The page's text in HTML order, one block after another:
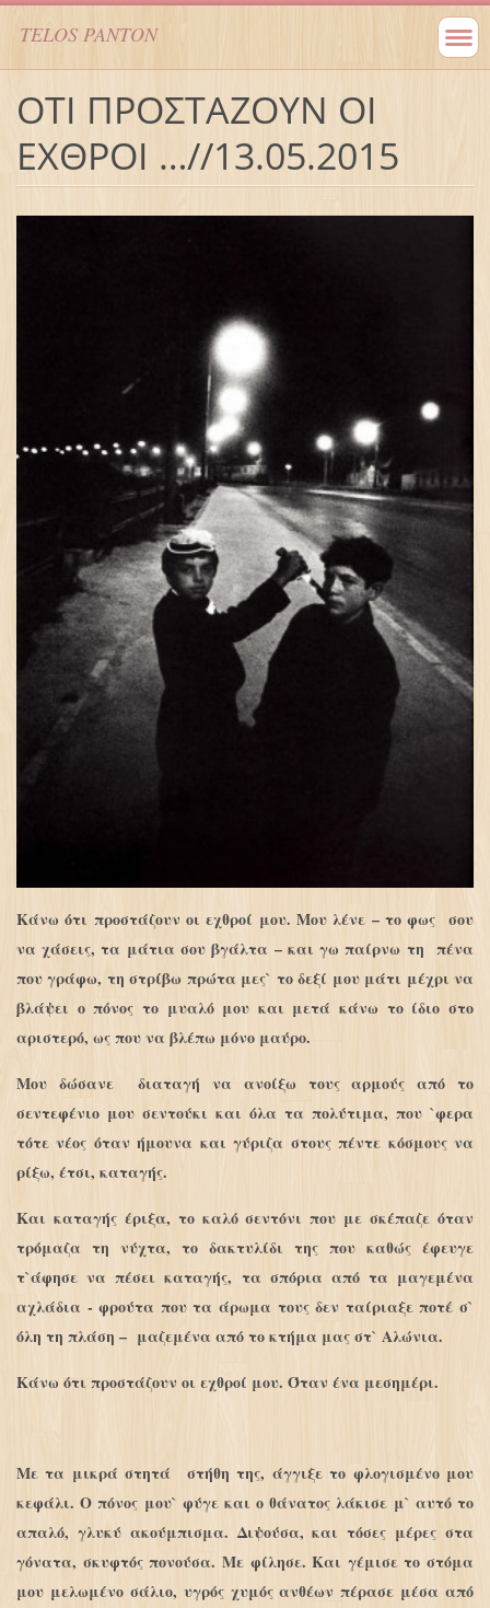
TELOS PANTON
ΟΤΙ ΠΡΟΣΤΑΖΟΥΝ ΟΙ
ΕΧΘΡΟΙ …//13.05.2015
Κάνω ότι προστάζουν οι εχθροί μου. Μου λένε – το φως σου
να χάσεις, τα μάτια σου βγάλτα – και γω παίρνω τη πένα
που γράφω, τη στρίβω πρώτα μες` το δεξί μου μάτι μέχρι να
βλάψει ο πόνος το μυαλό μου και μετά κάνω το ίδιο στο
αριστερό, ως που να βλέπω μόνο μαύρο.
Μου δώσανε διαταγή να ανοίξω τους αρμούς από το
σεντεφένιο μου σεντούκι και όλα τα πολύτιμα, που `φερα
τότε νέος όταν ήμουνα και γύριζα στους πέντε κόσμους να
ρίξω, έτσι, καταγής.
Και καταγής έριξα, το καλό σεντόνι που με σκέπαζε όταν
τρόμαζα τη νύχτα, το δακτυλίδι της που καθώς έφευγε
τ`άφησε να πέσει καταγής, τα σπόρια από τα μαγεμένα
αχλάδια - φρούτα που τα άρωμα τους δεν ταίριαξε ποτέ σ`
όλη τη πλάση – μαζεμένα από το κτήμα μας στ` Αλώνια.
Κάνω ότι προστάζουν οι εχθροί μου. Όταν ένα μεσημέρι.
Με τα μικρά στητά στήθη της, άγγιξε το φλογισμένο μου
κεφάλι. Ο πόνος μου` φύγε και ο θάνατος λάκισε μ` αυτό το
απαλό, γλυκύ ακούμπισμα. Διψούσα, και τόσες μέρες στα
γόνατα, σκυφτός πονούσα. Με φίλησε. Και γέμισε το στόμα
μου μελωμένο σάλιο, υγρός χυμός ανθέων πέρασε μέσα από